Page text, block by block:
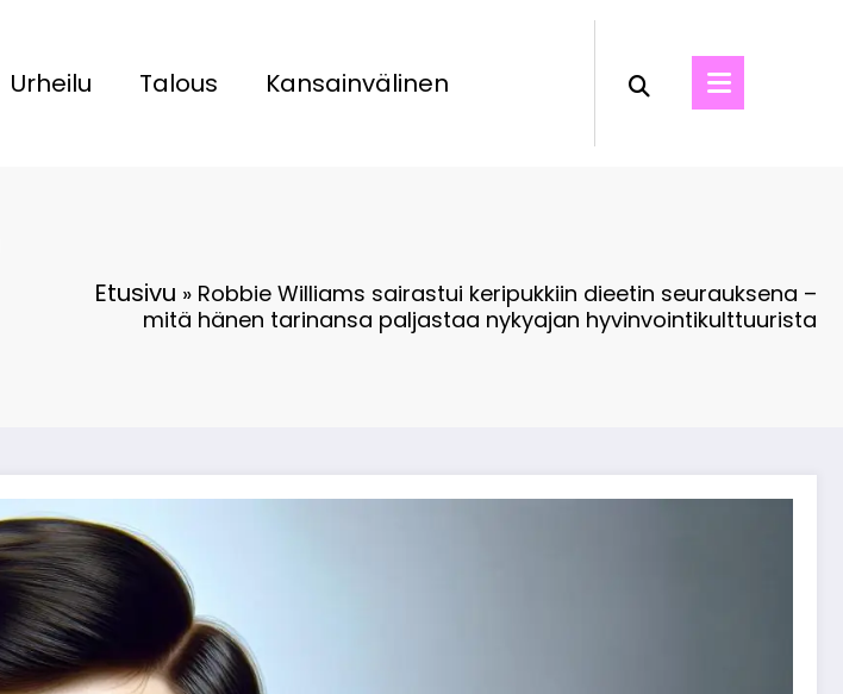
Urheilu Talous Kansainvälinen
Etusivu » Robbie Williams sairastui keripukkiin dieetin seurauksena –
mitä hänen tarinansa paljastaa nykyajan hyvinvointikulttuurista